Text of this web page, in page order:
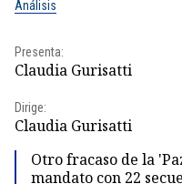
Análisis
Presenta:
Claudia Gurisatti
Dirige:
Claudia Gurisatti
Otro fracaso de la
mandato con 22